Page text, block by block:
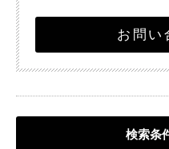
お問い
検索条